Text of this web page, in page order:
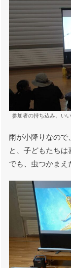
参加者の持ち込み。い
雨が小降りなので
と、子どもたち
でも、虫つかまえ